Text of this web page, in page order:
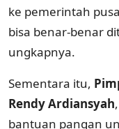
ke pemerintah
bisa benar-benar
ungkapnya.
Sementara itu,
Rendy Ardiansyah
bantuan pangan